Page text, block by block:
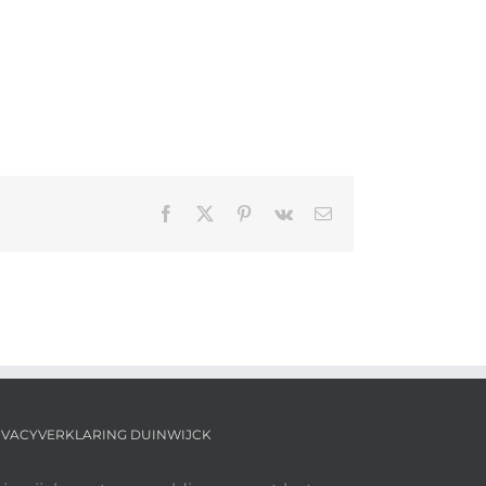
Facebook Pinterest
Vk
E-
DUINWIJCK